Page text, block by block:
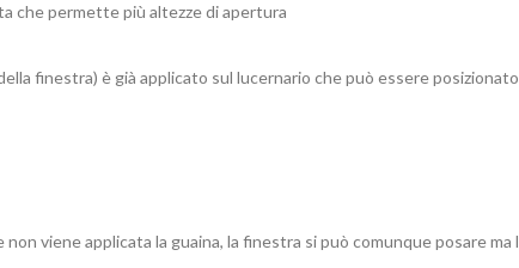
che permette più altezze di apertura
finestra) è già applicato sul lucernario che può essere
non viene applicata la guaina, la finestra si può comunque posare